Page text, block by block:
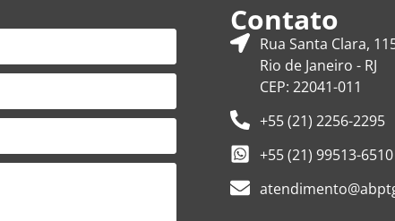
Contato
Rua Santa Clara,
Rio de Janeiro - RJ
CEP: 22041-011
+55 (21) 2256-2295
+55 (21) 99513-6510